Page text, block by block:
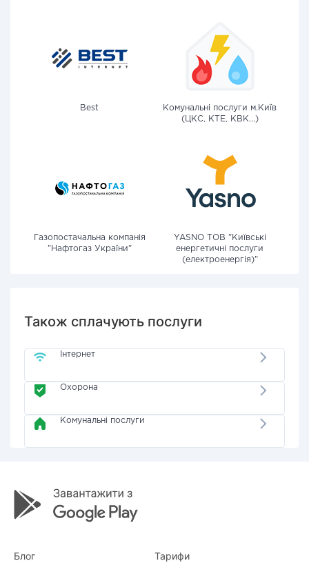
Best
Комунальні послуги м.Київ
(ЦКС, КТЕ, КВК...)
Газопостачальна компанія
"Нафтогаз України"
YASNO ТОВ "Київські
енергетичні послуги
(електроенергія)"
Також сплачують послуги
Інтернет
Охорона
Комунальні послуги
Блог Тарифи